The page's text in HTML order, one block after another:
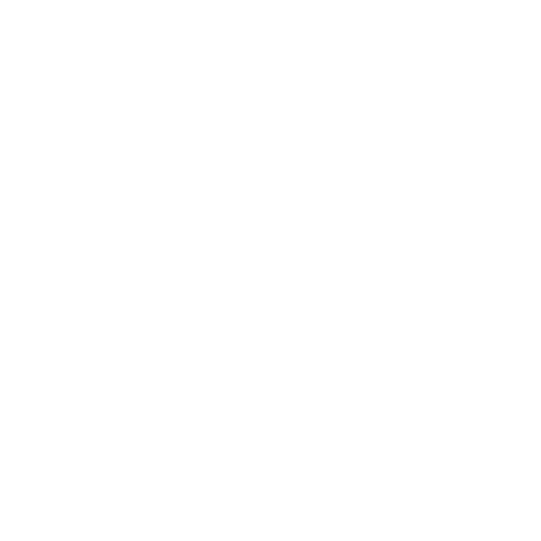
mohou využít kluci a holčičky od 1 roku do cca